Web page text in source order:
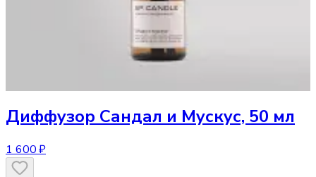
Диффузор Сандал и Мускус, 50 мл
1 600 ₽